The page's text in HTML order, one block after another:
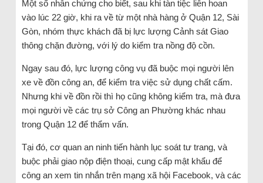
Một số nhân chứng cho biết, sau khi tàn tiệc liên hoan
vào lúc 22 giờ, khi ra về từ một nhà hàng ở Quận 12, Sài
Gòn, nhóm thực khách đã bị lực lượng Cảnh sát Giao
thông chặn đường, với lý do kiểm tra nồng độ cồn.
Ngay sau đó, lực lượng công vụ đã buộc mọi người lên
xe về đồn công an, để kiểm tra việc sử dụng chất cấm.
Nhưng khi về đồn rồi thì họ cũng không kiểm tra, mà đưa
mọi người về các trụ sở Công an Phường khác nhau
trong Quận 12 để thẩm vấn.
Tại đó, cơ quan an ninh tiến hành lục soát tư trang, và
buộc phải giao nộp điện thoại, cung cấp mật khẩu để
công an xem tin nhắn trên mạng xã hội Facebook, và các